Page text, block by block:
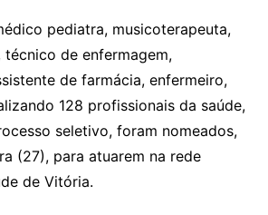
ai
l
pediatra, musicoterapeuta,
técnico de enfermagem,
de farmácia, enfermeiro,
128 profissionais da saúde,
seletivo, foram nomeados,
(27), para atuarem na rede
de Vitória.